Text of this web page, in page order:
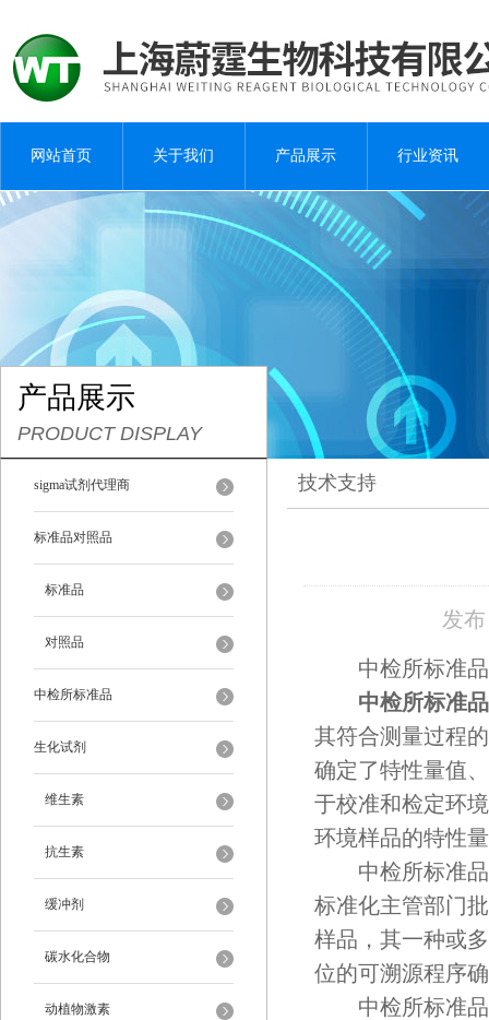
网站首页 关于我们 产品展示 行业资讯
产品展示
PRODUCT DISPLAY
sigma试剂代理商
标准品对照品
标准品
对照品
中检所标准品
生化试剂
维生素
抗生素
缓冲剂
碳水化合物
动植物激素
技术支持
发
中检所标准品
中检所标准品
其符合测量过程
确定了特性量值
于校准和检定环
环境样品的特性
中检所标准品
标准化主管部门
样品，其一种或
位的可溯源程序
中检所标准品